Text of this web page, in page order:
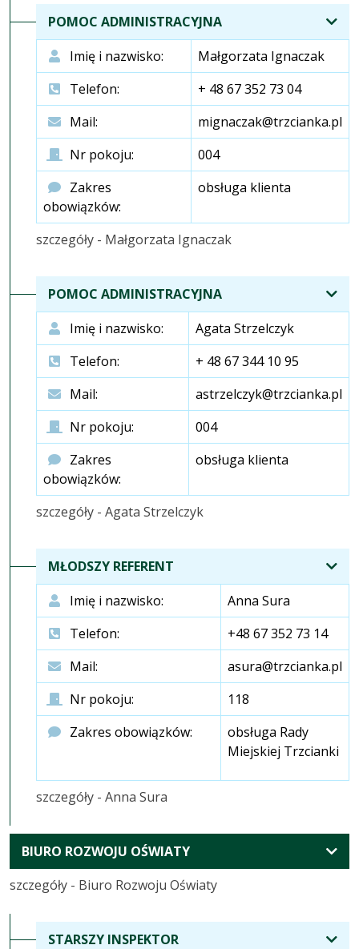
POMOC ADMINISTRACYJNA
szczegóły - Małgorzata Ignaczak
Imię i nazwisko:
Małgorzata Ignaczak
Telefon:
+ 48 67 352 73 04
Mail:
mignaczak@trzcianka.pl
Nr pokoju:
004
Zakres
obowiązków:
obsługa klienta
POMOC ADMINISTRACYJNA
szczegóły - Agata Strzelczyk
Imię i nazwisko:
Agata Strzelczyk
Telefon:
+ 48 67 344 10 95
Mail:
astrzelczyk@trzcianka.pl
Nr pokoju:
004
Zakres
obowiązków:
obsługa klienta
MŁODSZY REFERENT
szczegóły - Anna Sura
Imię i nazwisko:
Anna Sura
Telefon:
+48 67 352 73 14
Mail:
asura@trzcianka.pl
Nr pokoju:
118
Zakres obowiązków:
obsługa Rady
Miejskiej Trzcianki
BIURO ROZWOJU OŚWIATYROZWIŃ
KOMÓRKI
szczegóły - Biuro Rozwoju Oświaty
STARSZY INSPEKTOR